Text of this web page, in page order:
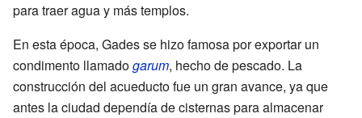
para traer agua y más templos.
En esta época, Gades se hizo famosa por exportar un
condimento llamadogarum, hecho de pescado. La
construcción del acueducto fue un gran avance, ya que
antes la ciudad dependía de cisternas para almacenar